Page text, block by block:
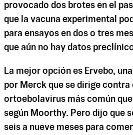
provocado dos brotes en el
que la vacuna experimental
para ensayos en dos o tres
que aún no hay datos
La mejor opción es Ervebo,
por Merck que se dirige contra
ortoebolavirus más común
según Moorthy. Pero dijo que
seis a nueve meses para